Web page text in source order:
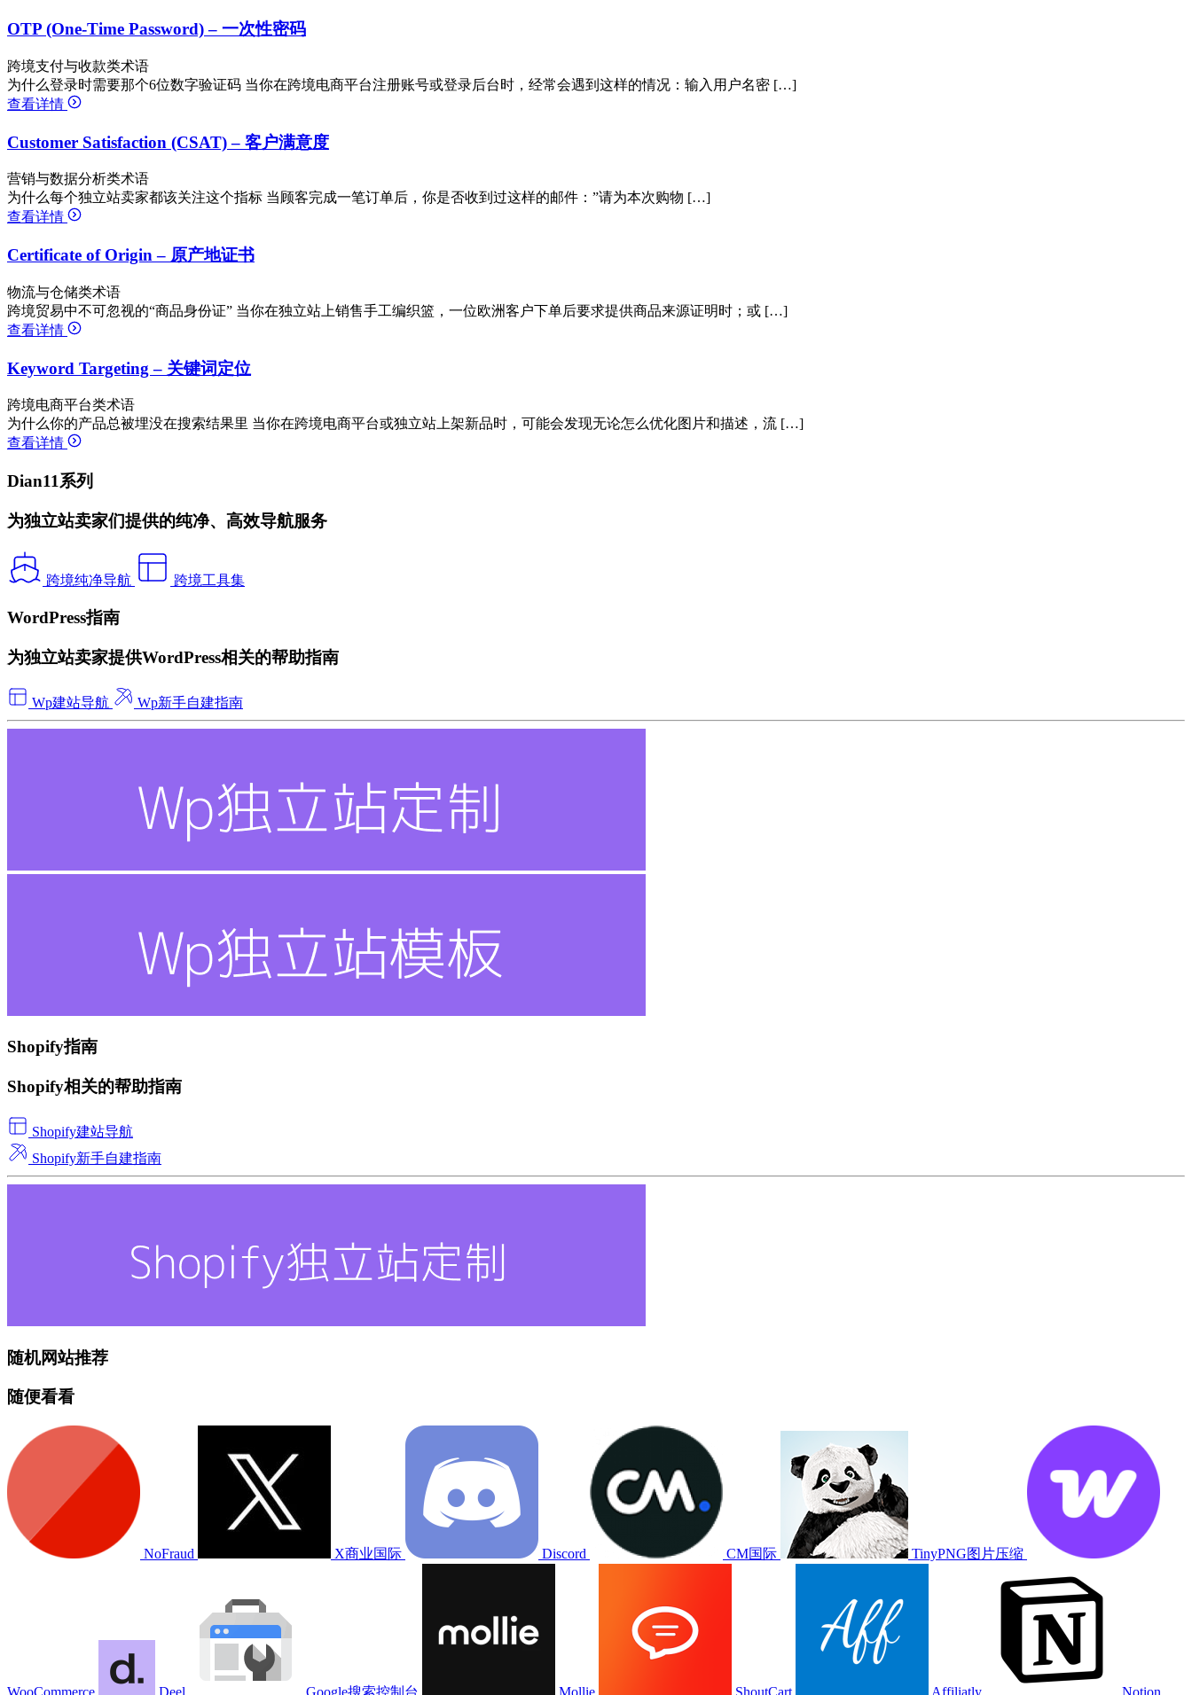
OTP (One-Time Password) – 一次性密码
跨境支付与收款类术语
为什么登录时需要那个6位数字验证码 当你在跨境电商平台注册账号或登录后台时，经常会遇到这样的情况：输入用户名密 […]
查看详情
Customer Satisfaction (CSAT) – 客户满意度
营销与数据分析类术语
为什么每个独立站卖家都该关注这个指标 当顾客完成一笔订单后，你是否收到过这样的邮件：”请为本次购物 […]
查看详情
Certificate of Origin – 原产地证书
物流与仓储类术语
跨境贸易中不可忽视的“商品身份证” 当你在独立站上销售手工编织篮，一位欧洲客户下单后要求提供商品来源证明时；或 […]
查看详情
Keyword Targeting – 关键词定位
跨境电商平台类术语
为什么你的产品总被埋没在搜索结果里 当你在跨境电商平台或独立站上架新品时，可能会发现无论怎么优化图片和描述，流 […]
查看详情
Dian11系列
为独立站卖家们提供的纯净、高效导航服务
跨境纯净导航 跨境工具集
WordPress指南
为独立站卖家提供WordPress相关的帮助指南
Wp建站导航 Wp新手自建指南
Shopify指南
Shopify相关的帮助指南
Shopify建站导航
Shopify新手自建指南
随机网站推荐
随便看看
NoFraud X商业国际 Discord CM国际 TinyPNG图片压缩
WooCommerce Deel Google搜索控制台 Mollie ShoutCart Affiliatly Notion